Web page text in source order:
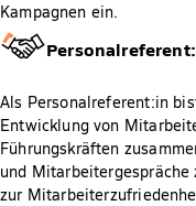
Kampagnen ein.
Als Personalreferent:in
Entwicklung von
Führungskräften
und
zur